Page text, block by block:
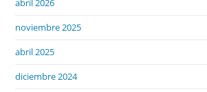
abril 2026
noviembre 2025
abril 2025
diciembre 2024